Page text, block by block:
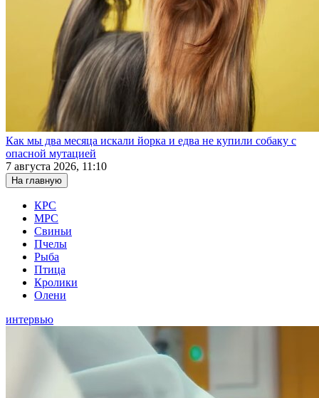
Как мы два месяца искали йорка и едва не купили собаку с
опасной мутацией
7 августа 2026, 11:10
На главную
КРС
МРС
Свиньи
Пчелы
Рыба
Птица
Кролики
Олени
интервью